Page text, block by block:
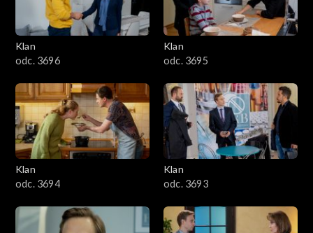
3801–3900
3701–3800
3601–3700
3501–3600
3401–3500
3201–3300
Klan
odc. 3696
Klan
odc. 3695
Klan
odc. 3694
Klan
odc. 3693